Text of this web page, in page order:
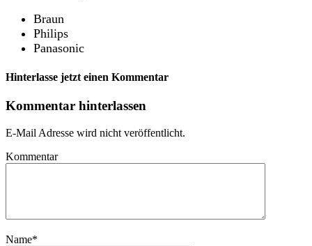
Braun
Philips
Panasonic
Hinterlasse jetzt einen Kommentar
Kommentar hinterlassen
E-Mail Adresse wird nicht veröffentlicht.
Kommentar
Name*